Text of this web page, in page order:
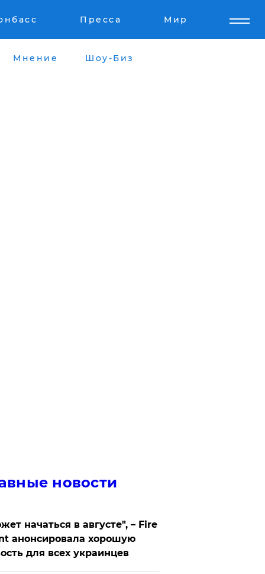
Пресса Мир
Мнение Шоу-Биз
новости
начаться в августе", – Fire
анонсировала хорошую
для всех украинцев